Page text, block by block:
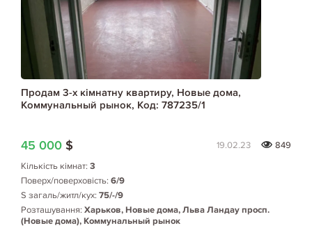
Продам 3-х кімнатну квартиру, Новые дома,
Коммунальный рынок, Код: 787235/1
45 000 $ 19.02.23
849
Кількість кімнат: 3
Поверх/поверховість: 6/9
S загаль/житл/кух: 75/-/9
Розташування: Харьков, Новые дома, Льва Ландау просп.
(Новые дома), Коммунальный рынок